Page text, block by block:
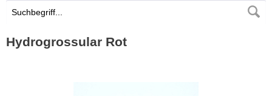
Suchen
Hydrogrossular Rot